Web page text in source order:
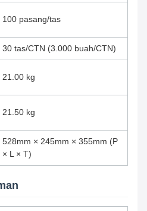
100 pasang/tas
30 tas/CTN (3.000 buah/CTN)
21.00 kg
21.50 kg
528mm × 245mm × 355mm (P
× L × T)